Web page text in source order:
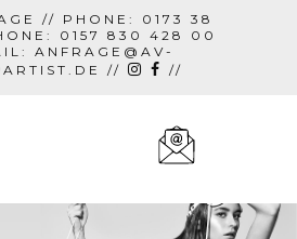
// PHONE: 0173 38
0157 830 428 00
ANFRAGE@AV-
// //